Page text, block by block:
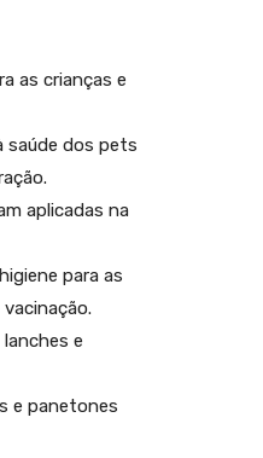
as crianças e
saúde dos pets
aplicadas na
para as
e
e panetones